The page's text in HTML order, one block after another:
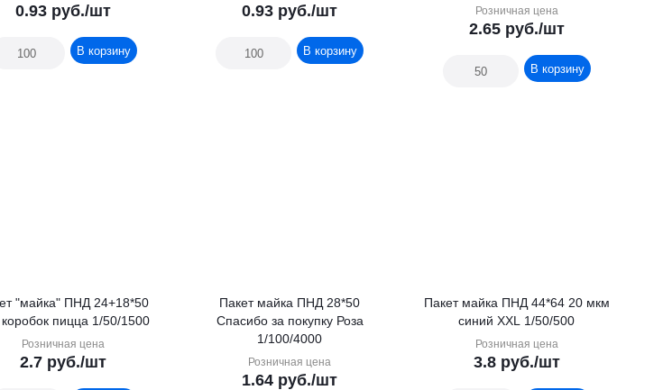
0.93руб./шт
В корзину
0.93 руб./шт
В корзину
Розничная цена
2.65руб./шт
В корзину
ПНД 24+18*50
пицца 1/50/1500
Розничная цена
2.7руб./шт
Пакет майка ПНД 28*50
Спасибо за покупку Роза
1/100/4000
Розничная цена
1.64 руб./шт
Пакет майка ПНД 44*64 20 мкм
синий XXL 1/50/500
Розничная цена
3.8руб./шт